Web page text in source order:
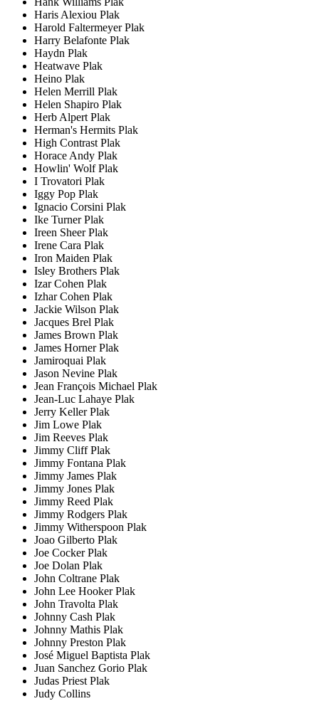
Haris Alexiou Plak
Harold Faltermeyer Plak
Harry Belafonte Plak
Haydn Plak
Heatwave Plak
Heino Plak
Helen Merrill Plak
Helen Shapiro Plak
Herb Alpert Plak
Herman's Hermits Plak
High Contrast Plak
Horace Andy Plak
Howlin' Wolf Plak
I Trovatori Plak
Iggy Pop Plak
Ignacio Corsini Plak
Ike Turner Plak
Ireen Sheer Plak
Irene Cara Plak
Iron Maiden Plak
Isley Brothers Plak
Izar Cohen Plak
Izhar Cohen Plak
Jackie Wilson Plak
Jacques Brel Plak
James Brown Plak
James Horner Plak
Jamiroquai Plak
Jason Nevine Plak
Jean François Michael Plak
Jean-Luc Lahaye Plak
Jerry Keller Plak
Jim Lowe Plak
Jim Reeves Plak
Jimmy Cliff Plak
Jimmy Fontana Plak
Jimmy James Plak
Jimmy Jones Plak
Jimmy Reed Plak
Jimmy Rodgers Plak
Jimmy Witherspoon Plak
Joao Gilberto Plak
Joe Cocker Plak
Joe Dolan Plak
John Coltrane Plak
John Lee Hooker Plak
John Travolta Plak
Johnny Cash Plak
Johnny Mathis Plak
Johnny Preston Plak
José Miguel Baptista Plak
Juan Sanchez Gorio Plak
Judas Priest Plak
Judy Collins